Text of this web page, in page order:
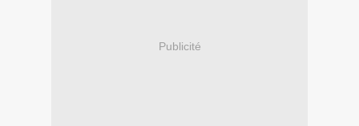
Publicité